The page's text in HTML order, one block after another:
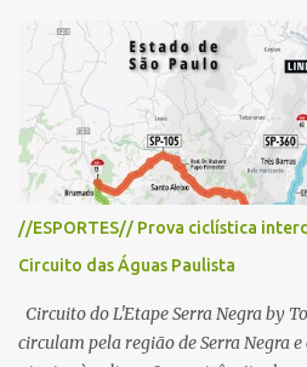
i
o
s
//ESPORTES// Prova ciclística
Circuito das Águas Paulista
Circuito do L'Etape Serra Negra by
circulam pela região de Serra Negra